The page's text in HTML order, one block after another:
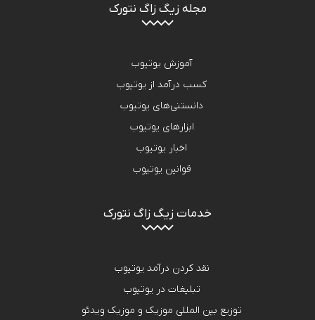
مجله زیگ زاگ نتورک
آموزش یوتیوب
کسب درآمد از یوتیوب
دانستنی‌های یوتیوب
ابزارهای یوتیوب
اخبار یوتیوب
قوانین یوتیوب
خدمات زیگ زاگ نتورک
نقد کردن درآمد یوتیوب
تبلیغات در یوتیوب
توزیع بین المللی موزیک و موزیک ویدئو